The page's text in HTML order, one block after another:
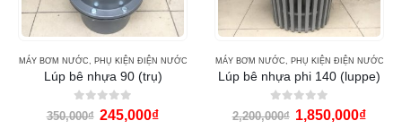
MÁY BƠM NƯỚC PHỤ KIỆN ĐIỆN NƯỚC
Lúp bê nhựa 90 (trụ)
0out of 5
350,000₫ 245,000₫
MÁY BƠM NƯỚC PHỤ KIỆN ĐIỆN NƯỚC
Lúp bê nhựa phi 140 (luppe)
0out of 5
2,200,000₫ 1,850,000₫